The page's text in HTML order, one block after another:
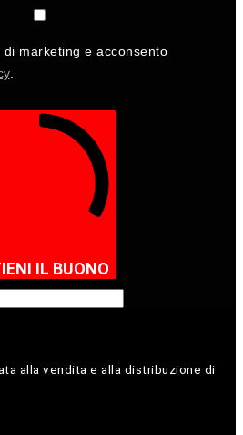
marketing e acconsento
.
IL BUONO
alla vendita e alla distribuzione di